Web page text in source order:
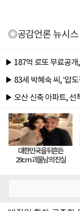
◎공감언론 뉴시스